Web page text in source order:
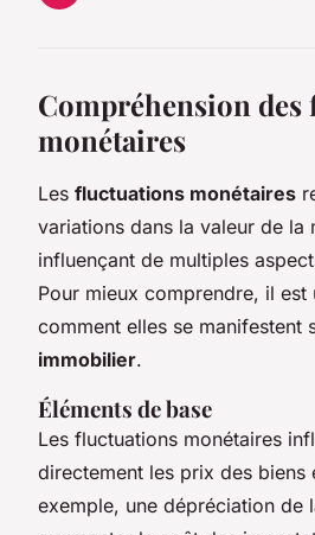
Compréhension
monétaires
Les fluctuations monétaires
variations dans la valeur de la
influençant de multiples
Pour mieux comprendre, il
comment elles se manifestent
immobilier.
Éléments de base
Les fluctuations monétaires
directement les prix des biens
exemple, une dépréciation de